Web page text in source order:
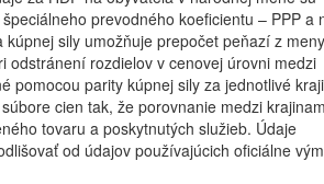
prevodného koeficientu – PPP a
sily umožňuje prepočet peňazí z meny
odstránení rozdielov v cenovej úrovni medzi
pomocou parity kúpnej sily za jednotlivé
cien tak, že porovnanie medzi
tovaru a poskytnutých služieb. Údaje
od údajov používajúcich oficiálne